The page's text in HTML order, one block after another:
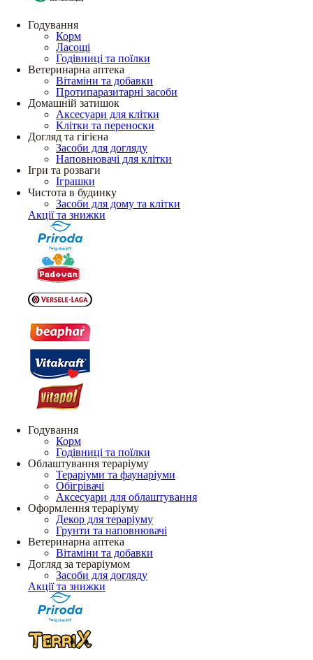
Годування
Корм
Ласощі
Годівниці та поїлки
Ветеринарна аптека
Вітаміни та добавки
Протипаразитарні засоби
Домашній затишок
Аксесуари для клітки
Клітки та переноски
Догляд та гігієна
Засоби для догляду
Наповнювачі для клітки
Ігри та розваги
Іграшки
Чистота в будинку
Засоби для дому та клітки
Акції та знижки
Годування
Корм
Годівниці та поїлки
Облаштування тераріуму
Тераріуми та фаунаріуми
Обігрівачі
Аксесуари для облаштування
Оформлення тераріуму
Декор для тераріуму
Грунти та наповнювачі
Ветеринарна аптека
Вітаміни та добавки
Догляд за тераріумом
Засоби для догляду
Акції та знижки